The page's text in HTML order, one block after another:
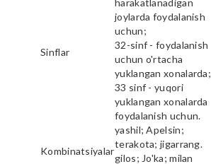
Sinflar
joylarda foydalanish
uchun;
32-sinf - foydalanish
uchun o'rtacha
yuklangan xonalarda;
33 sinf - yuqori
yuklangan xonalarda
foydalanish uchun.
Kombinatsiyalar
yashil; Apelsin;
terakota; jigarrang.
gilos; Jo'ka; milan